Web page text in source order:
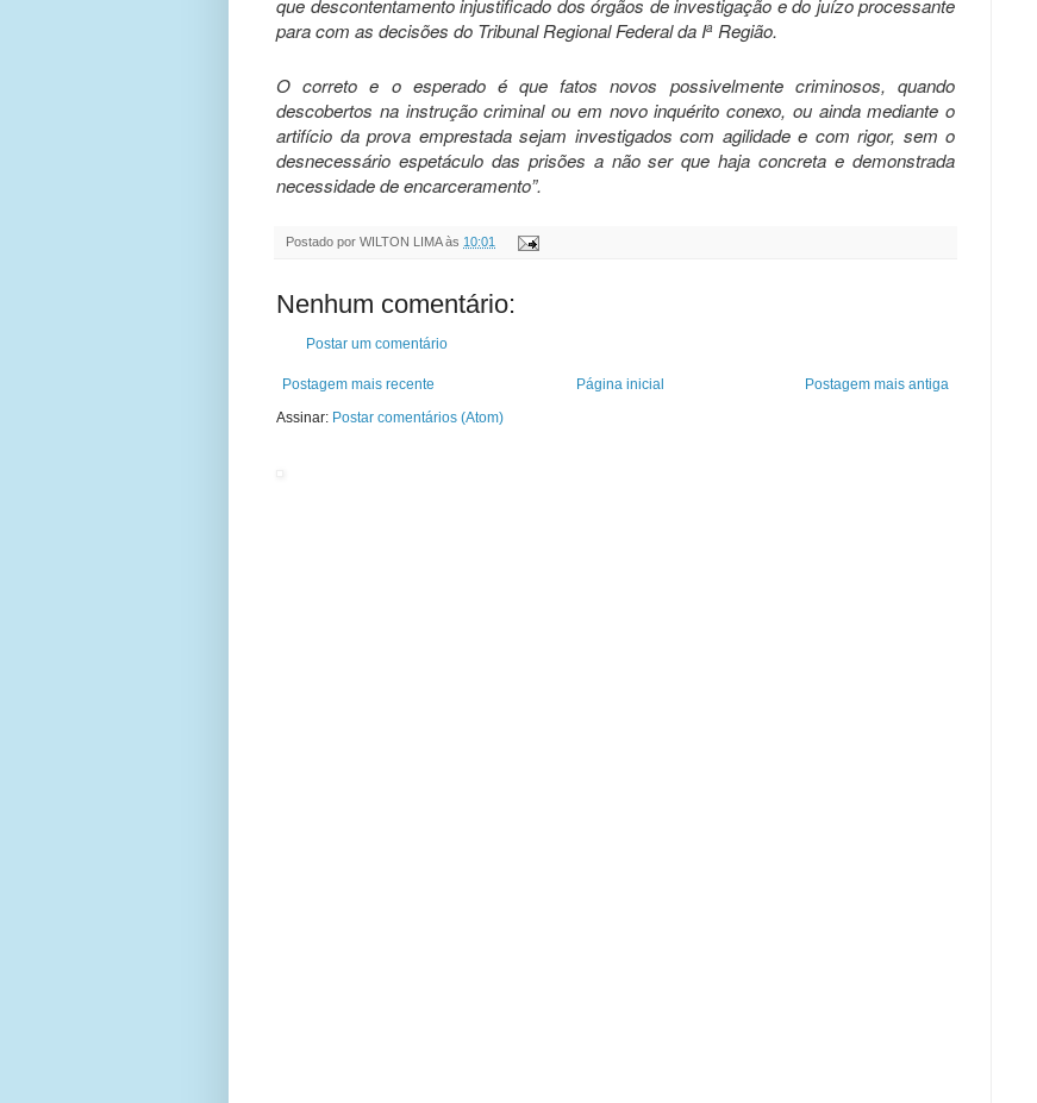
que descontentamento injustificado dos órgãos de investigação e do juízo processante
para com as decisões do Tribunal Regional Federal da Ia Região.
O correto e o esperado é que fatos novos possivelmente criminosos, quando
descobertos na instrução criminal ou em novo inquérito conexo, ou ainda mediante o
artifício da prova emprestada sejam investigados com agilidade e com rigor, sem o
desnecessário espetáculo das prisões a não ser que haja concreta e demonstrada
necessidade de encarceramento”.
Postado por WILTON LIMA às 10:01
Nenhum comentário:
Postar um comentário
Postagem mais recente Postagem mais antiga
Página inicial
Assinar: Postar comentários (Atom)